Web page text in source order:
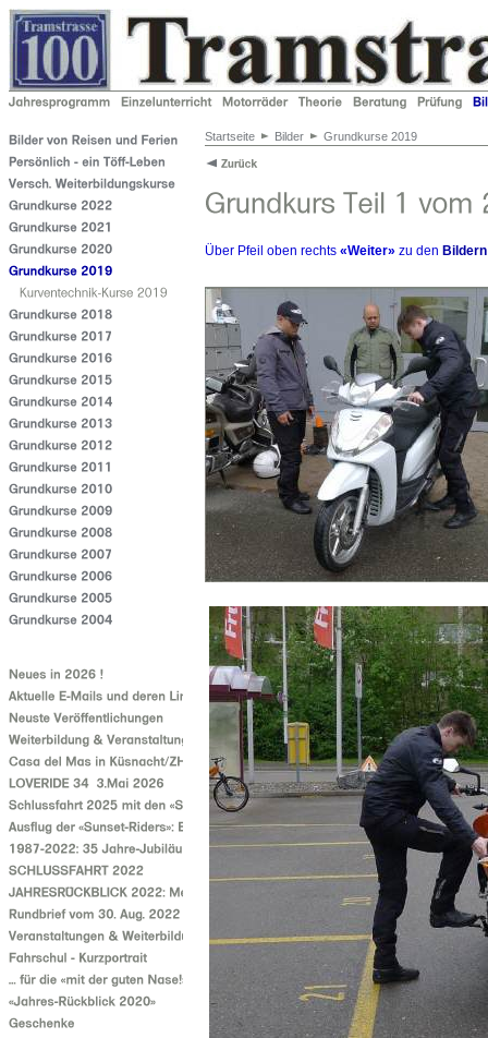
Startseite Bilder Grundkurse 2019
Über Pfeil oben rechts «Weiter» zu den Bildern